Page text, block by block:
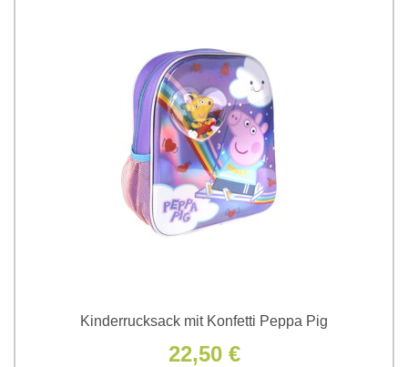
Kinderrucksack mit Konfetti Peppa Pig
22,50 €